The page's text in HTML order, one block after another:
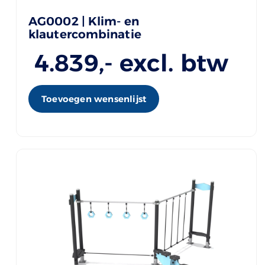
AG0002 | Klim- en
klautercombinatie
4.839,- excl. btw
Toevoegen wensenlijst